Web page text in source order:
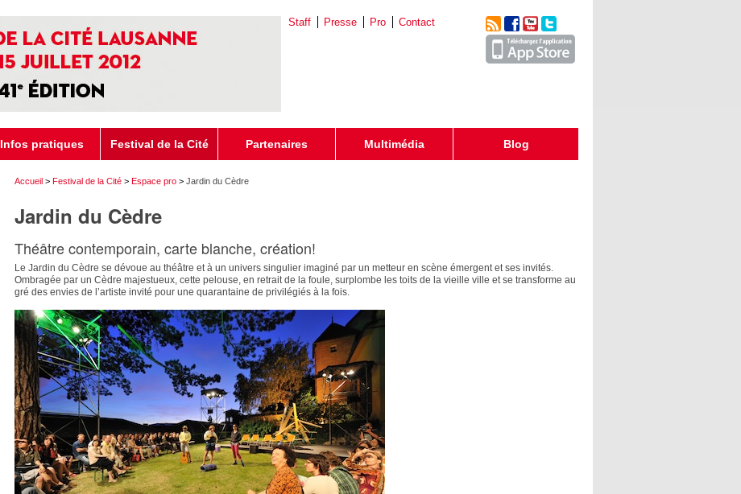
Staff Presse Pro Contact
Infos pratiques Festival de la Cité Partenaires Multimédia Blog
Accueil > Festival de la Cité > Espace pro > Jardin du Cèdre
Jardin du Cèdre
Théâtre contemporain, carte blanche, création!
Le Jardin du Cèdre se dévoue au théâtre et à un univers singulier imaginé par un metteur en scène émergent et ses invités.
Ombragée par un Cèdre majestueux, cette pelouse, en retrait de la foule, surplombe les toits de la vieille ville et se transforme au
gré des envies de l’artiste invité pour une quarantaine de privilégiés à la fois.